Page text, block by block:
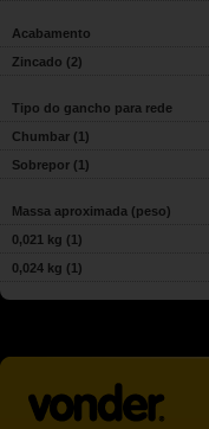
Acabamento
Zincado (2)
Tipo do gancho para rede
Chumbar (1)
Sobrepor (1)
Massa aproximada (peso)
0,021 kg (1)
0,024 kg (1)